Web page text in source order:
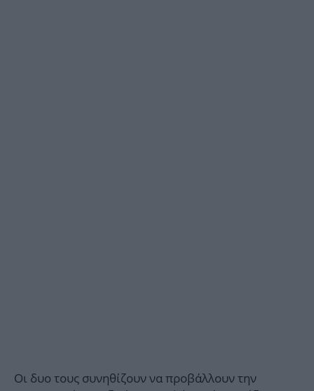
Οι δυο τους συνηθίζουν να προβάλλουν την